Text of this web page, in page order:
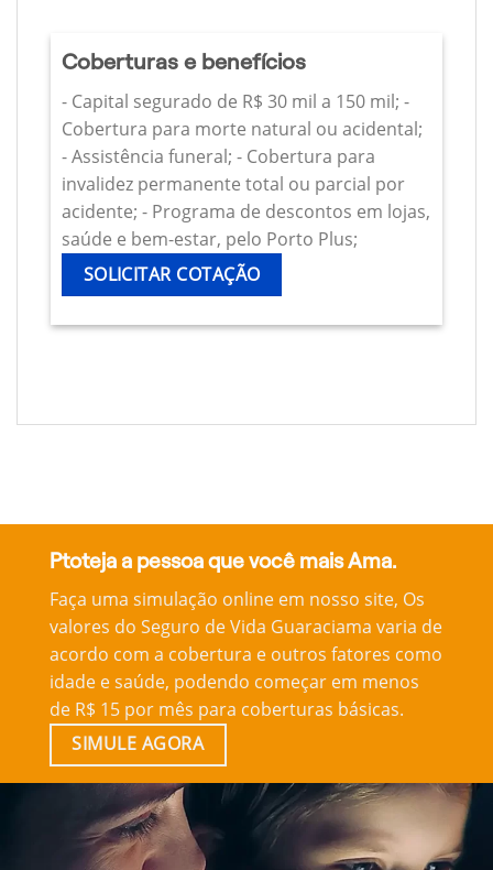
Coberturas e benefícios
- Capital segurado de R$ 30 mil a 150 mil; -
Cobertura para morte natural ou acidental;
- Assistência funeral; - Cobertura para
invalidez permanente total ou parcial por
acidente; - Programa de descontos em lojas,
saúde e bem-estar, pelo Porto Plus;
SOLICITAR COTAÇÃO
Ptoteja a pessoa que você mais Ama.
Faça uma simulação online em nosso site, Os
valores do Seguro de Vida Guaraciama varia de
acordo com a cobertura e outros fatores como
idade e saúde, podendo começar em menos
de R$ 15 por mês para coberturas básicas.
SIMULE AGORA